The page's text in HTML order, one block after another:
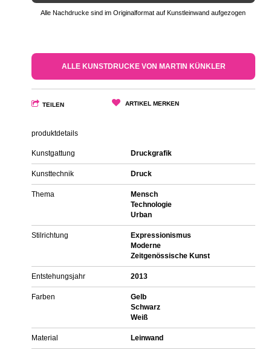
Alle Nachdrucke sind im Originalformat auf Kunstleinwand aufgezogen
ALLE KUNSTDRUCKE VON MARTIN KÜNKLER
TEILEN ARTIKEL MERKEN
produktdetails
Kunstgattung Druckgrafik
Kunsttechnik Druck
Thema
Mensch
Technologie
Urban
Stilrichtung
Expressionismus
Moderne
Zeitgenössische Kunst
Entstehungsjahr 2013
Farben
Gelb
Schwarz
Weiß
Material Leinwand